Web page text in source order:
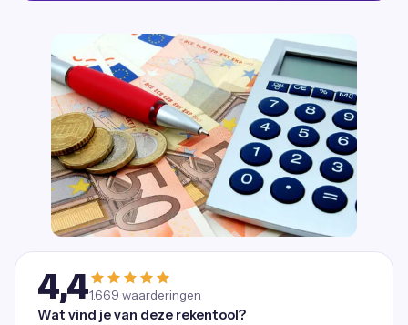
4,41.669 waarderingen
Wat vind je van deze rekentool?